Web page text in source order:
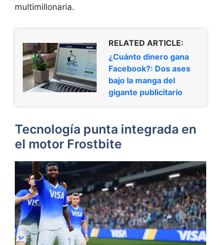
multimillonaria.
RELATED ARTICLE:
¿Cuánto dinero gana
Facebook?: Dos ases
bajo la manga del
gigante publicitario
Tecnología punta integrada en
el motor Frostbite